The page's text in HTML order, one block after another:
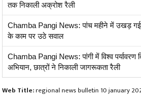
तक निकाली अक्रोश रैली
Chamba Pangi News: पांच महीने में उखड़ गई
के काम पर उठे सवाल
Chamba Pangi News: पांगी में विश्व पर्यावरण
अभियान, छात्रों ने निकाली जागरूकता रैली
Web Title:regional news bulletin 10 january